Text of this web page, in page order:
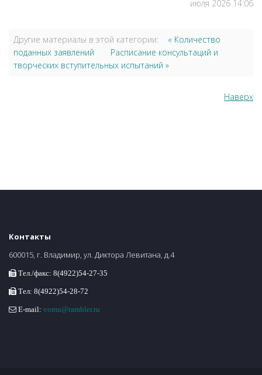
июля 2026 14:06
Другие материалы в этой категории:
« Количество
поданных заявлений
Расписание консультаций и
творческих вступительных испытаний »
Наверх
Контакты
600015, г. Владимир, ул. Диктора Левитана, д.4
Тел./факс: 8(4922)54-27-35
Тел: 8(4922)54-28-72
E-mail: vomu@rambler.ru